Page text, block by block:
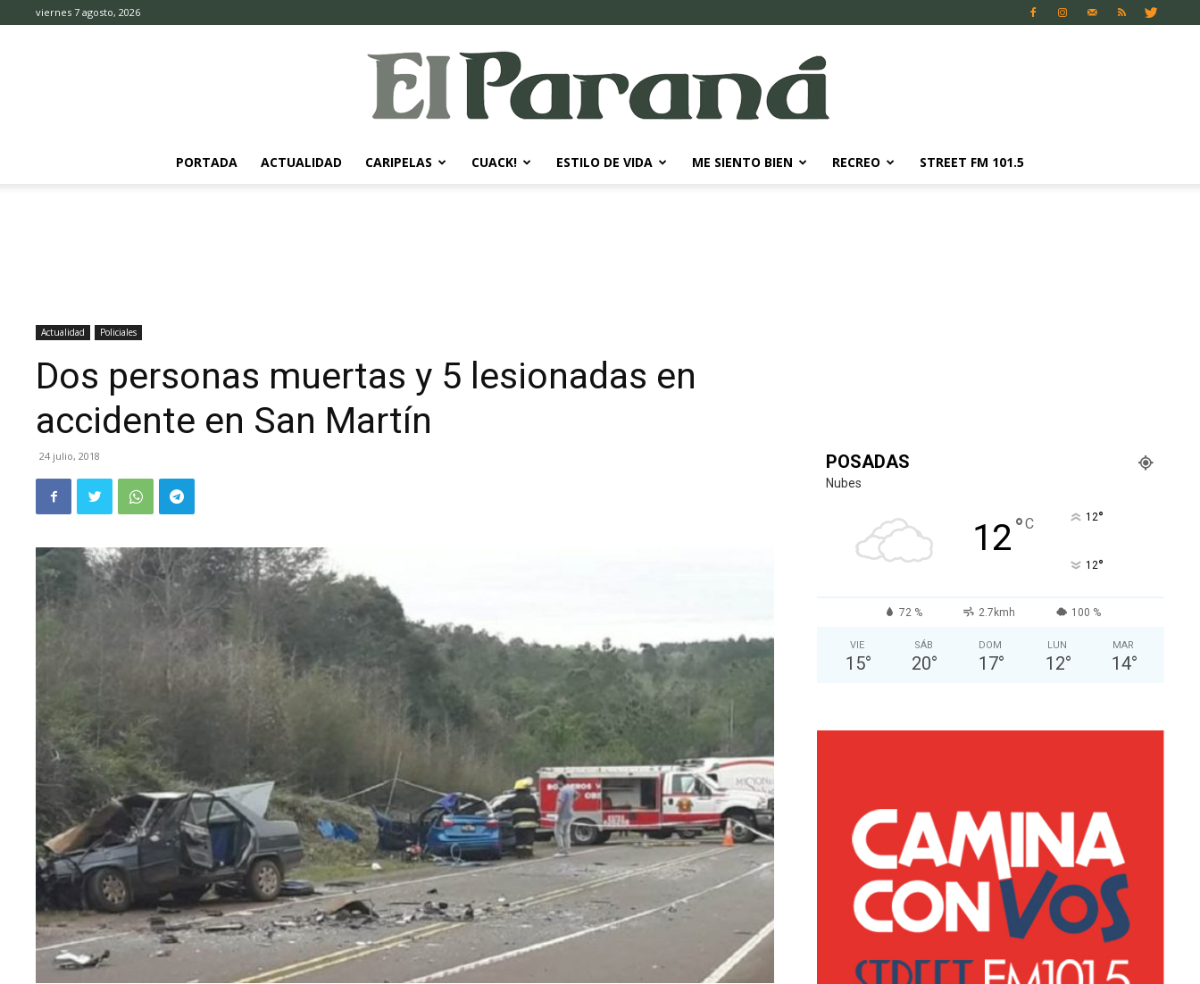
viernes 7 agosto, 2026
PORTADA ACTUALIDAD CARIPELAS CUACK! ESTILO DE VIDA ME SIENTO BIEN RECREO STREET FM 101.5
Actualidad Policiales
Dos personas muertas y 5 lesionadas en
accidente en San Martín
24 julio, 2018 POSADAS
Nubes
12°C 12°
12°
72 % 2.7kmh 100 %
VIE
15°
SÁB
20°
DOM
17°
LUN
12°
MAR
14°